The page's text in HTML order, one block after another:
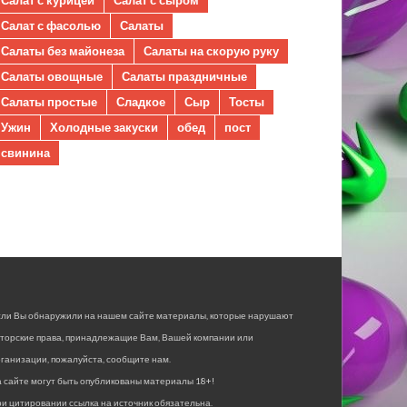
Салат с фасолью
Салаты
Салаты без майонеза
Салаты на скорую руку
Салаты овощные
Салаты праздничные
Салаты простые
Сладкое Сыр
Тосты
Ужин
Холодные закуски обед
пост
свинина
Вы обнаружили на нашем сайте материалы, которые нарушают
права, принадлежащие Вам, Вашей компании или
пожалуйста, сообщите нам.
сайте могут быть опубликованы материалы 18+!
цитировании ссылка на источник обязательна.